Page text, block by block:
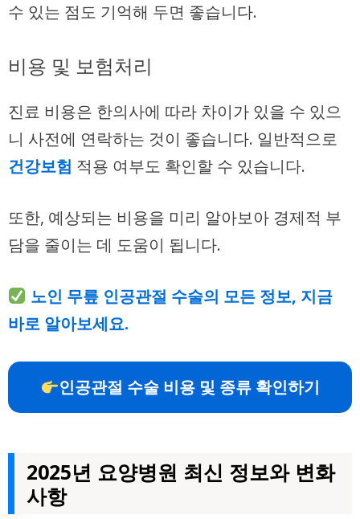
수 있는 점도 기억해 두면 좋습니다.
비용 및 보험처리
진료 비용은 한의사에 따라 차이가 있을 수 있으
니 사전에 연락하는 것이 좋습니다. 일반적으로
건강보험 적용 여부도 확인할 수 있습니다.
또한, 예상되는 비용을 미리 알아보아 경제적 부
담을 줄이는 데 도움이 됩니다.
노인 무릎 인공관절 수술의 모든 정보, 지금
바로 알아보세요.
인공관절 수술 비용 및 종류 확인하기
2025년 요양병원 최신 정보와 변화
사항